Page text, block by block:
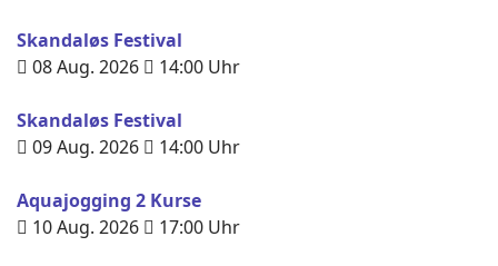
Skandaløs Festival
08 Aug. 2026
14:00 Uhr
Skandaløs Festival
09 Aug. 2026
14:00 Uhr
Aquajogging 2 Kurse
10 Aug. 2026
17:00 Uhr